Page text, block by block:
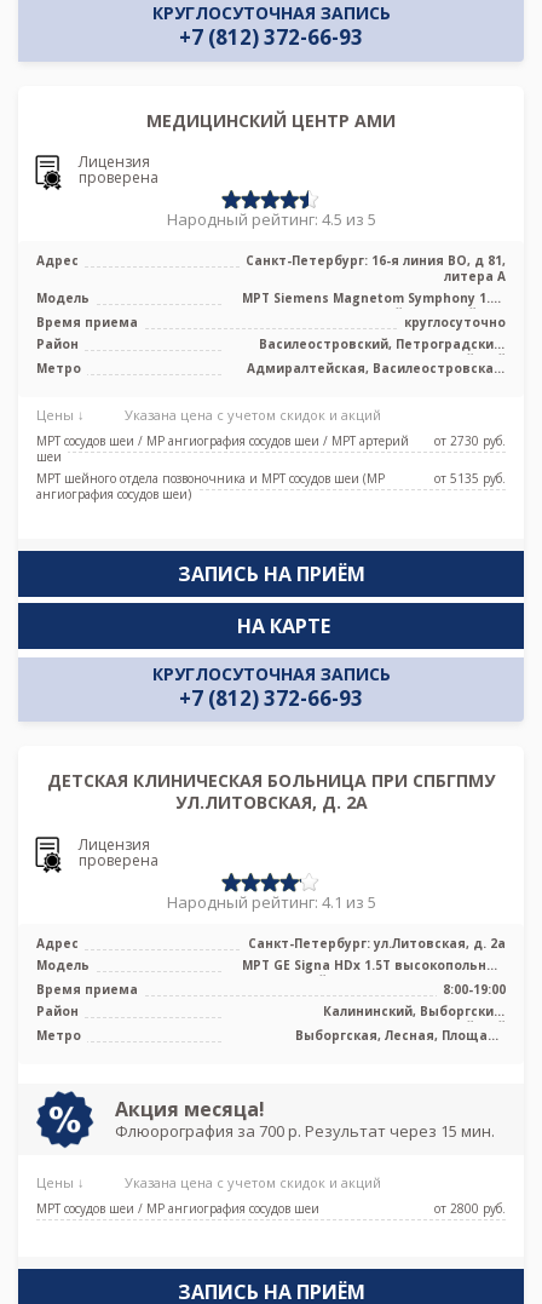
КРУГЛОСУТОЧНАЯ ЗАПИСЬ
+7 (812) 372-66-93
МЕДИЦИНСКИЙ ЦЕНТР АМИ
Лицензия
проверена
Народный рейтинг: 4.5 из 5
Адрес
Санкт-Петербург: 16-я линия ВО, д 81,
литера А
Модель
МРТ Siemens Magnetom Symphony 1.5T
высокопольный закрытый тип
Время приема
круглосуточно
Район
Василеостровский, Петроградский,
Адмиралтейский
Метро
Адмиралтейская, Василеостровская,
Цены ↓ Указана цена с учетом скидок и акций
МРТ сосудов шеи / МР ангиография сосудов шеи / МРТ артерий
шеи
от 2730 pуб.
МРТ шейного отдела позвоночника и МРТ сосудов шеи (МР
ангиография сосудов шеи)
от 5135 pуб.
ЗАПИСЬ НА ПРИЁМ
КРУГЛОСУТОЧНАЯ ЗАПИСЬ
+7 (812) 372-66-93
НА КАРТЕ
ДЕТСКАЯ КЛИНИЧЕСКАЯ БОЛЬНИЦА ПРИ СПБГПМУ
УЛ.ЛИТОВСКАЯ, Д. 2А
Лицензия
проверена
Народный рейтинг: 4.1 из 5
Адрес
Санкт-Петербург: ул.Литовская, д. 2а
Модель
МРТ GЕ Signa HDx 1.5Т высокопольный
Время приема
8:00-19:00
Район
Калининский, Выборгский,
Красногвардейский
Метро
Выборгская, Лесная, Площадь
Акция месяца!
Флюорография за 700 р. Результат через 15 мин.
Цены ↓ Указана цена с учетом скидок и акций
МРТ сосудов шеи / МР ангиография сосудов шеи от 2800 pуб.
ЗАПИСЬ НА ПРИЁМ